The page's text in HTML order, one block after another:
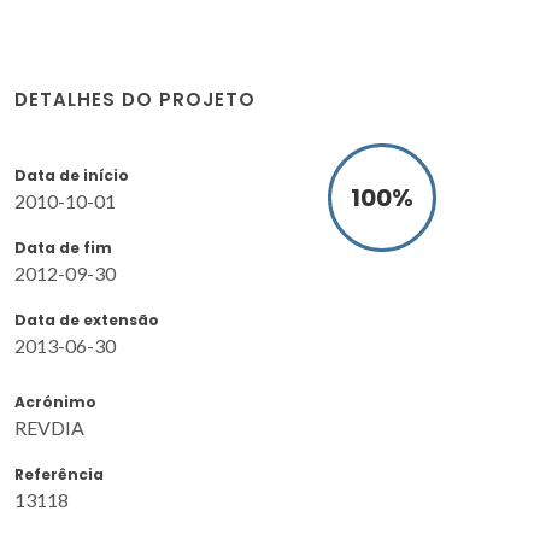
DETALHES DO PROJETO
Data de início
2010-10-01
Data de fim
2012-09-30
Data de extensão
2013-06-30
100%
Acrónimo
REVDIA
Referência
13118